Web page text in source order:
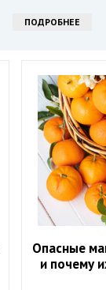
ПОДРОБНЕЕ
Опасные
и почему